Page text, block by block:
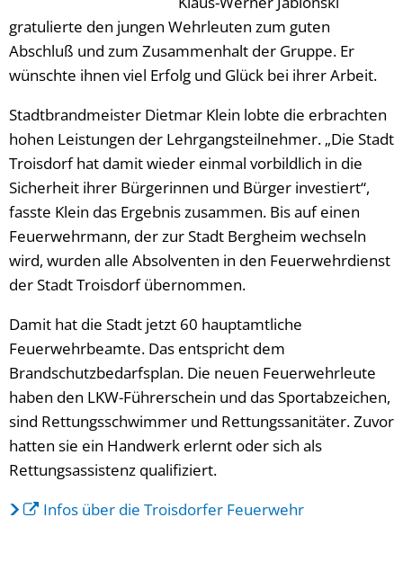
gratulierte den jungen Wehrleuten zum guten
Abschluß und zum Zusammenhalt der Gruppe. Er
wünschte ihnen viel Erfolg und Glück bei ihrer Arbeit.
Stadtbrandmeister Dietmar Klein lobte die erbrachten
hohen Leistungen der Lehrgangsteilnehmer. „Die Stadt
Troisdorf hat damit wieder einmal vorbildlich in die
Sicherheit ihrer Bürgerinnen und Bürger investiert“,
fasste Klein das Ergebnis zusammen. Bis auf einen
Feuerwehrmann, der zur Stadt Bergheim wechseln
wird, wurden alle Absolventen in den Feuerwehrdienst
der Stadt Troisdorf übernommen.
Damit hat die Stadt jetzt 60 hauptamtliche
Feuerwehrbeamte. Das entspricht dem
Brandschutzbedarfsplan. Die neuen Feuerwehrleute
haben den LKW-Führerschein und das Sportabzeichen,
sind Rettungsschwimmer und Rettungssanitäter. Zuvor
hatten sie ein Handwerk erlernt oder sich als
Rettungsassistenz qualifiziert.
Infos über die Troisdorfer Feuerwehr